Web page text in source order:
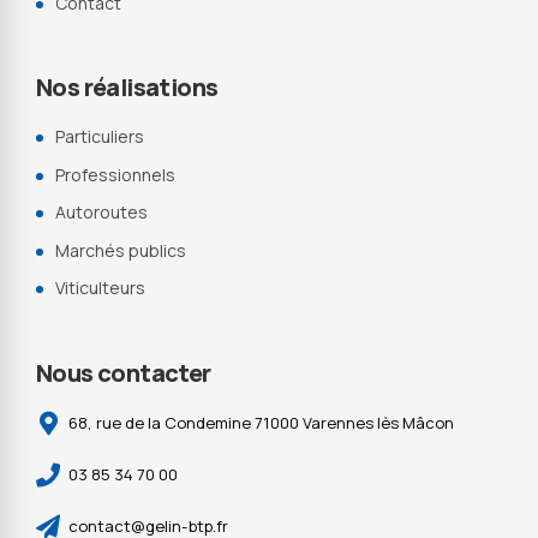
Nos réalisations
Particuliers
Professionnels
Autoroutes
Marchés publics
Viticulteurs
Nous contacter
68, rue de la Condemine 71000 Varennes lès Mâcon
03 85 34 70 00
contact@gelin-btp.fr